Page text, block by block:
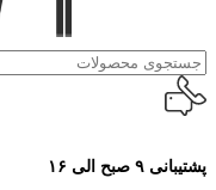
پشتیبانی ۹ صبح الی ۱۶